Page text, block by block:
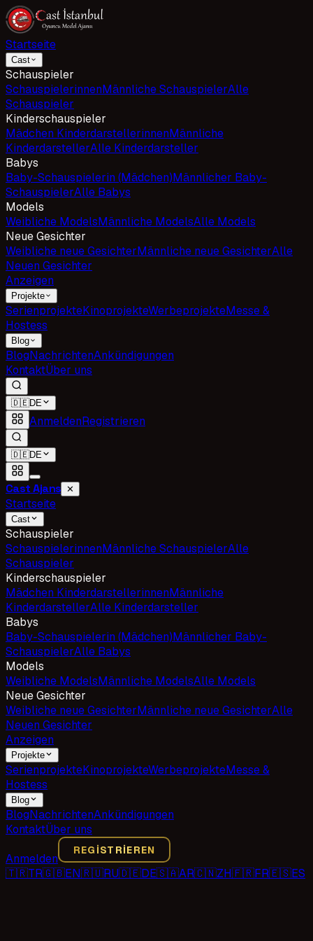
Startseite
Cast
Schauspieler
SchauspielerinnenMännliche SchauspielerAlle
Schauspieler
Kinderschauspieler
Mädchen KinderdarstellerinnenMännliche
KinderdarstellerAlle Kinderdarsteller
Babys
Baby-Schauspielerin (Mädchen)Männlicher Baby-
SchauspielerAlle Babys
Models
Weibliche ModelsMännliche ModelsAlle Models
Neue Gesichter
Weibliche neue GesichterMännliche neue GesichterAlle
Neuen Gesichter
Anzeigen
Projekte
SerienprojekteKinoprojekteWerbeprojekteMesse &
Hostess
Blog
BlogNachrichtenAnkündigungen
KontaktÜber uns
🇩🇪DE
AnmeldenRegistrieren
🇩🇪DE
Cast Ajans ✕
Startseite
Cast
Schauspieler
SchauspielerinnenMännliche SchauspielerAlle
Schauspieler
Kinderschauspieler
Mädchen KinderdarstellerinnenMännliche
KinderdarstellerAlle Kinderdarsteller
Babys
Baby-Schauspielerin (Mädchen)Männlicher Baby-
SchauspielerAlle Babys
Models
Weibliche ModelsMännliche ModelsAlle Models
Neue Gesichter
Weibliche neue GesichterMännliche neue GesichterAlle
Neuen Gesichter
Anzeigen
Projekte
SerienprojekteKinoprojekteWerbeprojekteMesse &
Hostess
Blog
BlogNachrichtenAnkündigungen
KontaktÜber uns
Anmelden
REGISTRIEREN
🇹🇷TR🇬🇧EN🇷🇺RU🇩🇪DE🇸🇦AR🇨🇳ZH🇫🇷FR🇪🇸ES